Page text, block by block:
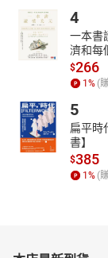
4
一本書
濟和每
$266
1% (
5
扁平時
書】
$385
1% (